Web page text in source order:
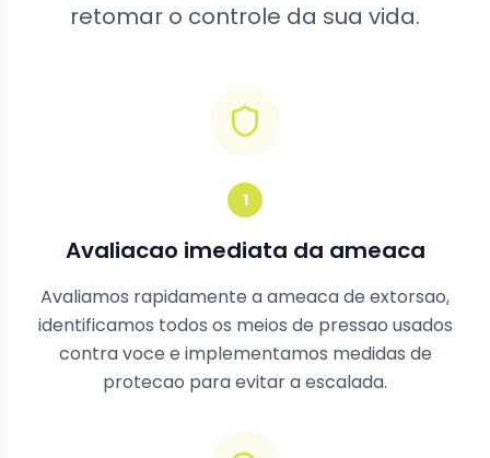
retomar o controle da sua vida.
1
Avaliacao imediata da ameaca
Avaliamos rapidamente a ameaca de extorsao,
identificamos todos os meios de pressao usados
contra voce e implementamos medidas de
protecao para evitar a escalada.